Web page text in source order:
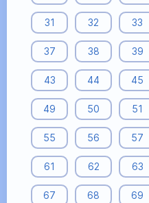
31 32 33
37 38 39
43 44 45
49 50 51
55 56 57
61 62 63
67 68 69